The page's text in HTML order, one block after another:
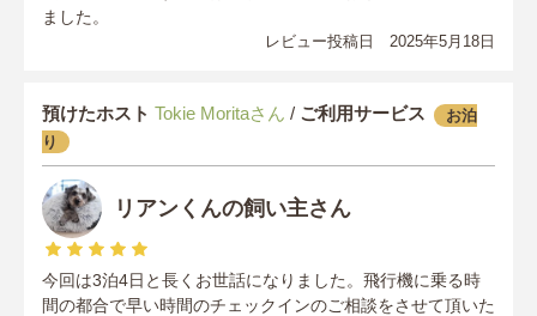
ました。
レビュー投稿日 2025年5月18日
預けたホスト Tokie Moritaさん / ご利用サービス
お泊
り
リアンくんの飼い主さん
今回は3泊4日と長くお世話になりました。飛行機に乗る時
間の都合で早い時間のチェックインのご相談をさせて頂いた